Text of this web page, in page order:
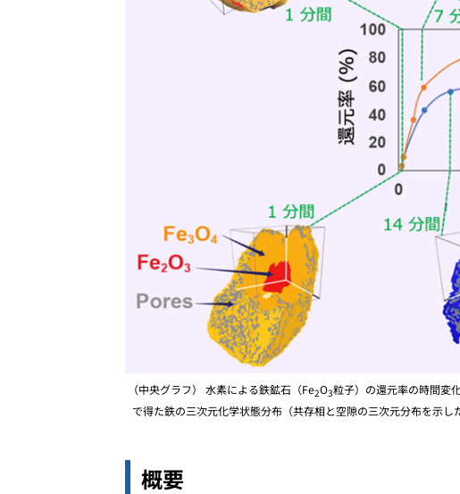
（中央グラフ） 水素による鉄鉱石（Fe2O3粒子）の還元率の時間変
で得た鉄の三次元化学状態分布（共存相と空隙の三次元分布を示
概要